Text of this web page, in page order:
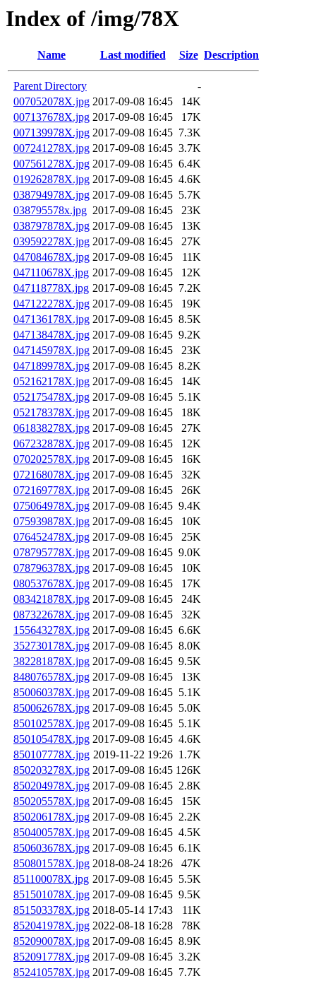
Index of /img/78X
Name Last modified Size Description
Parent Directory
-
007052078X.jpg 2017-09-08 16:45
14K
007137678X.jpg 2017-09-08 16:45
17K
007139978X.jpg 2017-09-08 16:45 7.3K
007241278X.jpg 2017-09-08 16:45 3.7K
007561278X.jpg 2017-09-08 16:45 6.4K
019262878X.jpg 2017-09-08 16:45 4.6K
038794978X.jpg 2017-09-08 16:45 5.7K
038795578x.jpg 2017-09-08 16:45
23K
038797878X.jpg 2017-09-08 16:45
13K
039592278X.jpg 2017-09-08 16:45
27K
047084678X.jpg 2017-09-08 16:45
11K
047110678X.jpg 2017-09-08 16:45
12K
047118778X.jpg 2017-09-08 16:45 7.2K
047122278X.jpg 2017-09-08 16:45
19K
047136178X.jpg 2017-09-08 16:45 8.5K
047138478X.jpg 2017-09-08 16:45 9.2K
047145978X.jpg 2017-09-08 16:45
23K
047189978X.jpg 2017-09-08 16:45 8.2K
052162178X.jpg 2017-09-08 16:45
14K
052175478X.jpg 2017-09-08 16:45 5.1K
052178378X.jpg 2017-09-08 16:45
18K
061838278X.jpg 2017-09-08 16:45
27K
067232878X.jpg 2017-09-08 16:45
12K
070202578X.jpg 2017-09-08 16:45
16K
072168078X.jpg 2017-09-08 16:45
32K
072169778X.jpg 2017-09-08 16:45
26K
075064978X.jpg 2017-09-08 16:45 9.4K
075939878X.jpg 2017-09-08 16:45
10K
076452478X.jpg 2017-09-08 16:45
25K
078795778X.jpg 2017-09-08 16:45 9.0K
078796378X.jpg 2017-09-08 16:45
10K
080537678X.jpg 2017-09-08 16:45
17K
083421878X.jpg 2017-09-08 16:45
24K
087322678X.jpg 2017-09-08 16:45
32K
155643278X.jpg 2017-09-08 16:45 6.6K
352730178X.jpg 2017-09-08 16:45 8.0K
382281878X.jpg 2017-09-08 16:45 9.5K
848076578X.jpg 2017-09-08 16:45
13K
850060378X.jpg 2017-09-08 16:45 5.1K
850062678X.jpg 2017-09-08 16:45 5.0K
850102578X.jpg 2017-09-08 16:45 5.1K
850105478X.jpg 2017-09-08 16:45 4.6K
850107778X.jpg 2019-11-22 19:26 1.7K
850203278X.jpg 2017-09-08 16:45 126K
850204978X.jpg 2017-09-08 16:45 2.8K
850205578X.jpg 2017-09-08 16:45
15K
850206178X.jpg 2017-09-08 16:45 2.2K
850400578X.jpg 2017-09-08 16:45 4.5K
850603678X.jpg 2017-09-08 16:45 6.1K
850801578X.jpg 2018-08-24 18:26
47K
851100078X.jpg 2017-09-08 16:45 5.5K
851501078X.jpg 2017-09-08 16:45 9.5K
851503378X.jpg 2018-05-14 17:43
11K
852041978X.jpg 2022-08-18 16:28
78K
852090078X.jpg 2017-09-08 16:45 8.9K
852091778X.jpg 2017-09-08 16:45 3.2K
852410578X.jpg 2017-09-08 16:45 7.7K